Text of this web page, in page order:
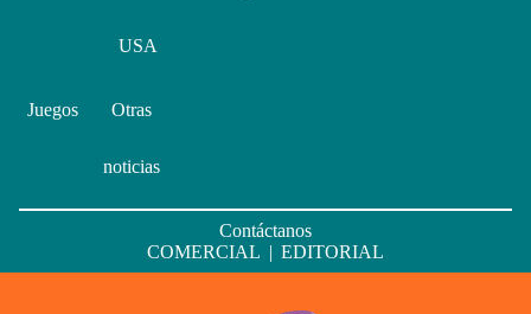
USA
Juegos Otras
noticias
Contáctanos
COMERCIAL | EDITORIAL